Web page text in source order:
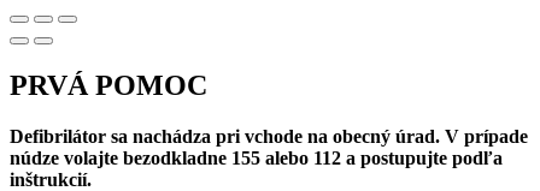
PRVÁ POMOC
Defibrilátor sa nachádza pri vchode na obecný úrad. V prípade
núdze volajte bezodkladne 155 alebo 112 a postupujte podľa
inštrukcií.